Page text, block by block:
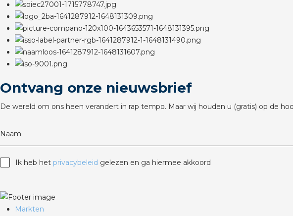
Ontvang onze nieuwsbrief
De wereld om ons heen verandert in rap tempo. Maar wij houden u (gratis) op de
Naam
Ik heb het privacybeleid gelezen en ga hiermee akkoord
Markten